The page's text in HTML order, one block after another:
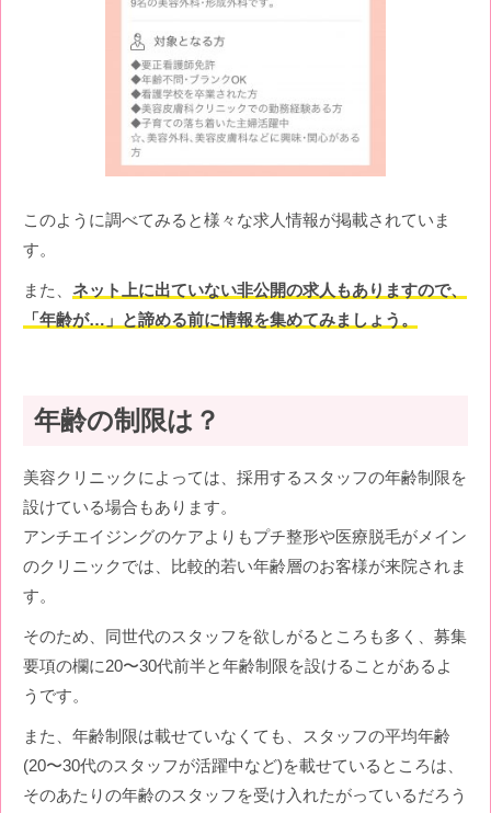
このように調べてみると様々な求人情報が掲載されていま
す。
また、 ネット上に出ていない非公開の求人もありますので、
「年齢が…」と諦める前に情報を集めてみましょう。
年齢の制限は？
美容クリニックによっては、採用するスタッフの年齢制限を
設けている場合もあります。
アンチエイジングのケアよりもプチ整形や医療脱毛がメイン
のクリニックでは、比較的若い年齢層のお客様が来院されま
す。
そのため、同世代のスタッフを欲しがるところも多く、募集
要項の欄に20〜30代前半と年齢制限を設けることがあるよ
うです。
また、年齢制限は載せていなくても、スタッフの平均年齢
(20〜30代のスタッフが活躍中など)を載せているところは、
そのあたりの年齢のスタッフを受け入れたがっているだろう